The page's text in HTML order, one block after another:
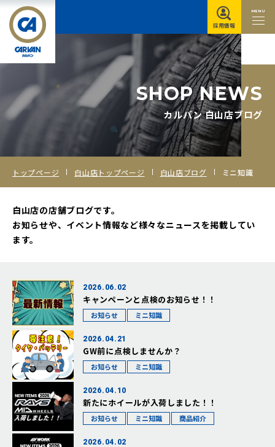
MENU
採用情報
SHOP NEWS
カルバン 白山店ブログ
トップページ 白山店トップページ 白山店ブログ ミニ知識
白山店の店舗ブログです。
お知らせや、イベント情報など様々なニュースを掲載してい
ます。
2026.06.02
キャンペーンと点検のお知らせ！！
お知らせ ミニ知識
2026.04.21
GW前に点検しませんか？
お知らせ ミニ知識
2026.04.10
新たにホイールが入荷しました！！
お知らせ ミニ知識 商品紹介
2026.04.02